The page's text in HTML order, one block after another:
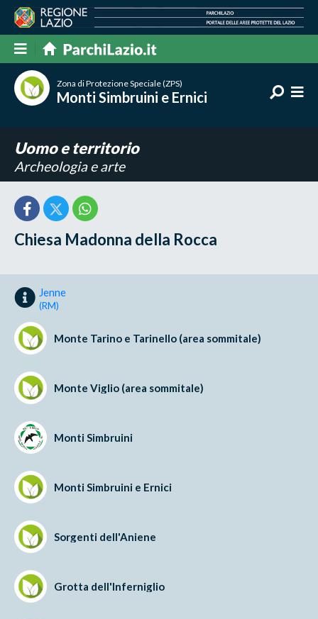
Zona di Protezione Speciale (ZPS)
Monti Simbruini e Ernici
Uomo e territorio
Archeologia e arte
Chiesa Madonna della Rocca
Jenne
(RM)
Monte Tarino e Tarinello (area sommitale)
Monte Viglio (area sommitale)
Monti Simbruini
Monti Simbruini e Ernici
Sorgenti dell'Aniene
Grotta dell'Inferniglio